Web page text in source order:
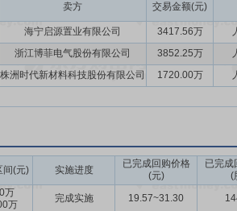
诺:“自发行人股票上市之日起36个月内,本
该部分股份。若发行人股票上市后6个月内
行价作相应调整,下同),或者发行人股票上
,上述每股净资产应做相应调整,下同),且同时
(不含独立董事,下同)及高级管理人员履行
高级管理人员增持。
卖方 交易金额(元)
海宁启源置业有限公司 3417.56万
浙江博菲电气股份有限公司 3852.25万
株洲时代新材料科技股份有限公司 1720.00万
间(元) 实施进度
已完成回购价格
(元)
已完成
(
万
万
完成实施 19.57~31.30